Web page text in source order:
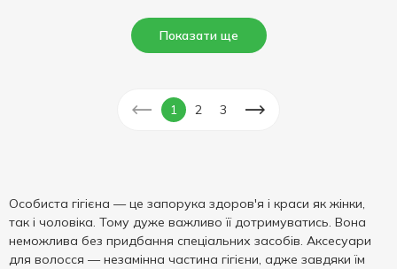
Показати ще
1 2 3
Особиста гігієна — це запорука здоров'я і краси як жінки,
так і чоловіка. Тому дуже важливо її дотримуватись. Вона
неможлива без придбання спеціальних засобів. Аксесуари
для волосся — незамінна частина гігієни, адже завдяки їм